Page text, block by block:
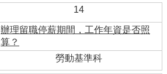
14
辦理留職停薪期間，工作年資是否照
算？
勞動基準科